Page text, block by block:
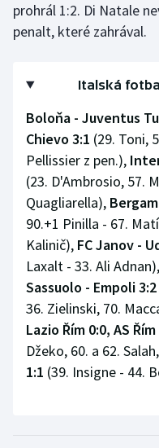
prohrál 1:2. Di Natale
penalt, které zahrával.
Italská
Boloňa - Juventus
Chievo 3:1 (29. Toni,
Pellissier z pen.),
(23. D'Ambrosio, 57.
Quagliarella),
90.+1 Pinilla - 67.
Kalinič), FC Janov -
Laxalt - 33. Ali Adnan),
Sassuolo - Empoli 3:2
36. Zielinski, 70.
Lazio Řím 0:0, AS
Džeko, 60. a 62.
1:1 (39. Insigne - 44.